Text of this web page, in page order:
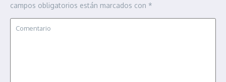
campos obligatorios están marcados con *